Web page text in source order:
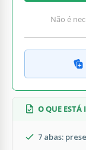
Não é
O QUE
7 abas: